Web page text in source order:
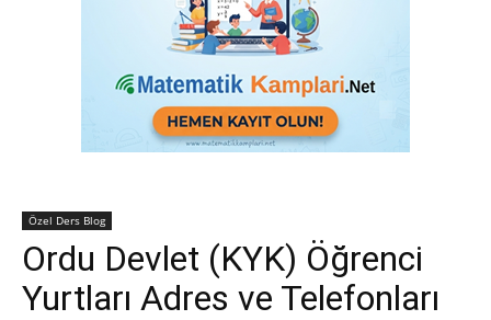
Özel Ders Blog
Ordu Devlet (KYK) Öğrenci
Yurtları Adres ve Telefonları